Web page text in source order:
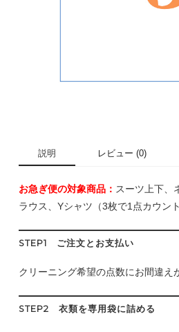
説明 レビュー (0)
お急ぎ便の対象商品： スーツ上下、
ラウス、Yシャツ（3枚で1点カウント
STEP1 ご注文とお支払い
クリーニング希望の点数にお間違え
STEP2 衣類を専用袋に詰める